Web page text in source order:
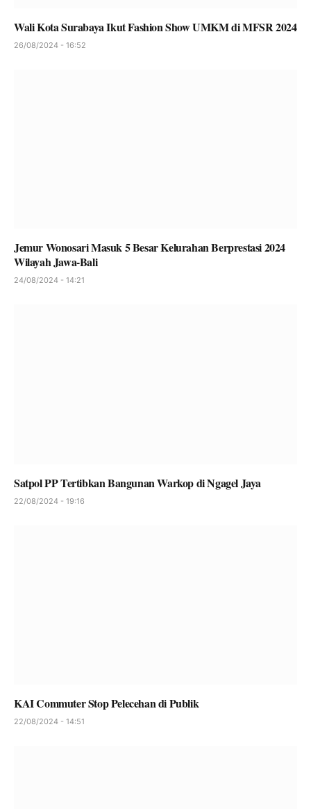
Wali Kota Surabaya Ikut Fashion Show UMKM di MFSR 2024
26/08/2024 - 16:52
Jemur Wonosari Masuk 5 Besar Kelurahan Berprestasi 2024
Wilayah Jawa-Bali
24/08/2024 - 14:21
Satpol PP Tertibkan Bangunan Warkop di Ngagel Jaya
22/08/2024 - 19:16
KAI Commuter Stop Pelecehan di Publik
22/08/2024 - 14:51